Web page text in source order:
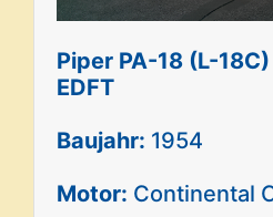
Piper PA-18 (L-
EDFT
Baujahr: 1954
Motor: Continental